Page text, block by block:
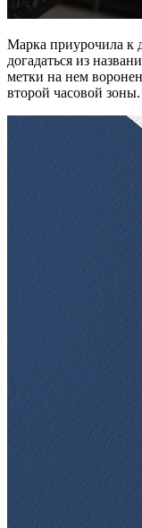
Марка приурочила к
догадаться из
метки на нем
второй часовой